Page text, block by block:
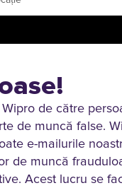
de către
de muncă false.
e-mailurile
muncă
Acest lucru se